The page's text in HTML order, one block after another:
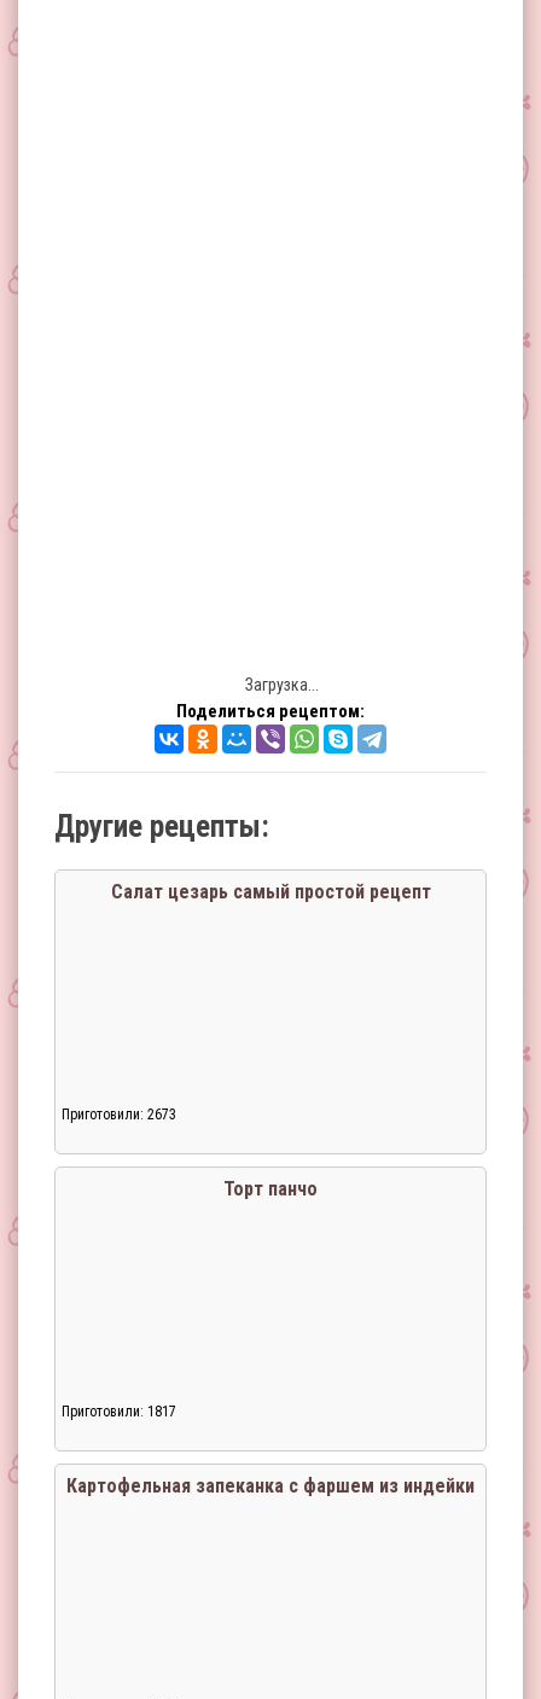
Загрузка...
Поделиться рецептом:
Другие рецепты:
Салат цезарь самый простой рецепт
Приготовили: 2673
Торт панчо
Приготовили: 1817
Картофельная запеканка с фаршем из индейки